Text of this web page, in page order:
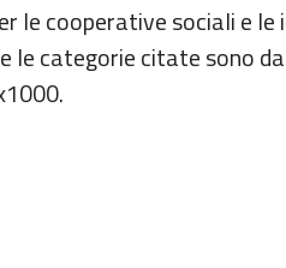
cooperative sociali e le
categorie citate sono